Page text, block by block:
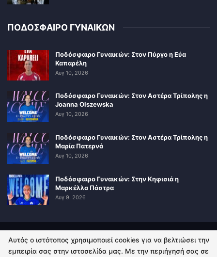
ΠΟΔΟΣΦΑΙΡΟ ΓΥΝΑΙΚΩΝ
Ποδόσφαιρο Γυναικών: Στον Πύργο η Εύα
Καπαρέλη
Αυγ 10, 2026
Ποδόσφαιρο Γυναικών: Στον Αστέρα Τρίπολης η
Joanna Olszewska
Αυγ 10, 2026
Ποδόσφαιρο Γυναικών: Στον Αστέρα Τρίπολης η
Μαρία Πατερνά
Αυγ 10, 2026
Ποδόσφαιρο Γυναικών: Στην Κηφισιά η
Μαρκέλλα Πάστρα
Αυγ 9, 2026
ΠΟΛΙΤΙΚΗ ΑΠΟΡΡΗΤΟΥ ΕΠΙΚΟΙΝΩΝΙΑ
Αυτός ο ιστότοπος χρησιμοποιεί cookies για να βελτιώσει την
εμπειρία σας στην ιστοσελίδα μας. Με την περιήγησή σας σε